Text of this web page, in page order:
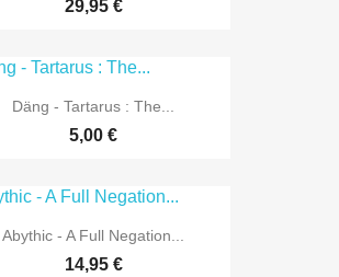
29,95 €
Däng - Tartarus : The...
5,00 €
Abythic - A Full Negation...
14,95 €